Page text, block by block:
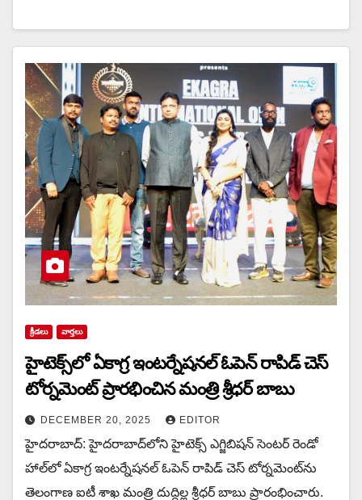
క్రీడలు వార్త‌లు
హైటెక్స్‌లో ఏకాగ్ర ఇంటర్నేషనల్ ఓపెన్ రాపిడ్ చెస్
టోర్నమెంట్ ప్రారభించిన మంత్రి శ్రీధర్ బాబు
DECEMBER 20, 2025 EDITOR
హైదరాబాద్‌: హైదరాబాద్‌లోని హైటెక్స్ ఎగ్జిబిషన్ సెంటర్ రెండో
హాల్‌లో ఏకాగ్ర ఇంటర్నేషనల్ ఓపెన్ రాపిడ్ చెస్ టోర్నమెంట్‌ను
తెలంగాణ ఐటీ శాఖ మంత్రి దుద్దిల్ల శ్రీధర్ బాబు ప్రారంభించారు.